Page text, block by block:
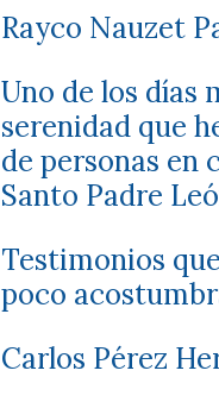
Rayco Nauzet
Uno de los días
serenidad que
de personas en
Santo Padre
Testimonios
poco
Carlos Pérez